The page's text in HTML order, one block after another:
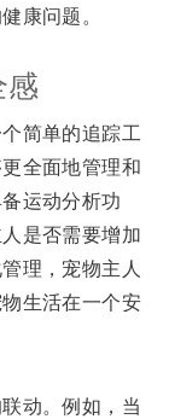
康问题。
感
简单的追踪工
全面地管理和
运动分析功
是否需要增加
理，宠物主人
生活在一个安
动。例如，当